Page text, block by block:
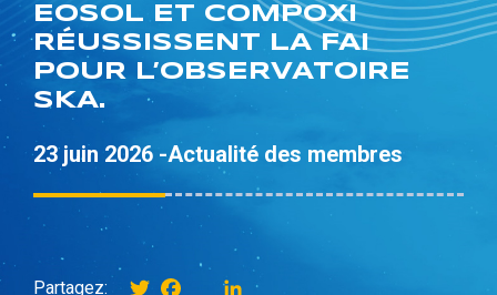
EOSOL ET COMPOXI
RÉUSSISSENT LA FAI
POUR L’OBSERVATOIRE
SKA.
23 juin 2026 -Actualité des membres
Partagez: TwitterFacebook
instagramLinkedIn